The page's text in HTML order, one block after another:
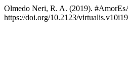
Olmedo Neri, R. A. (2019).
https://doi.org/10.2123/